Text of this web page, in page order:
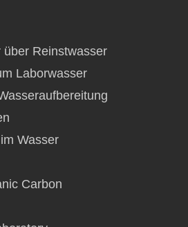
Reinstwasser
Laborwasser
Wasser
Carbon